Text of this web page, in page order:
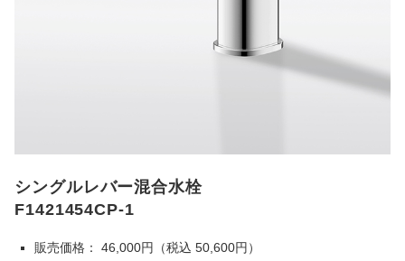
シングルレバー混合水栓
F1421454CP-1
販売価格： 46,000円（税込 50,600円）